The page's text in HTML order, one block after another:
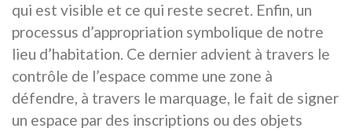
qui est visible et ce qui reste secret. Enfin, un
processus d’appropriation symbolique de notre
lieu d’habitation. Ce dernier advient à travers le
contrôle de l’espace comme une zone à
défendre, à travers le marquage, le fait de signer
un espace par des inscriptions ou des objets